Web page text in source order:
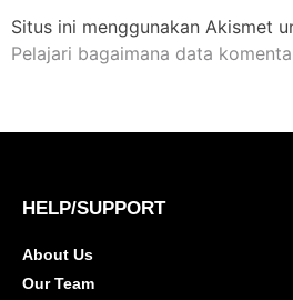
Situs ini menggunakan Akismet
Pelajari bagaimana data
HELP/SUPPORT
About Us
Our Team